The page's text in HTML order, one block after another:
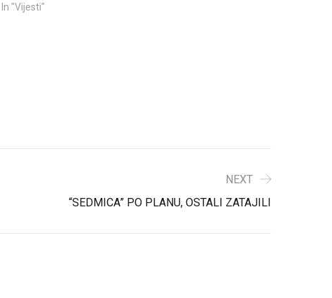
In "Vijesti"
NEXT
“SEDMICA” PO PLANU, OSTALI ZATAJILI